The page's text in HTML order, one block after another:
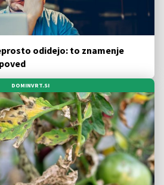
odidejo: to znamenje
DOMINVRT.SI